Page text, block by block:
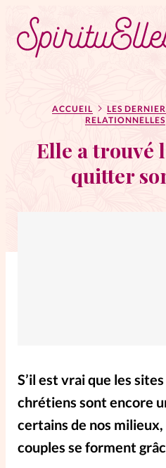
Tous les articles
Actus au féminin
Entre4yeux
La Bible au
Lifestyle
ACCUEIL
LES
RELATIONNELLES
Elle a trouvé
quitter
S’il est vrai que les
chrétiens sont encore
certains de nos milieux,
couples se forment